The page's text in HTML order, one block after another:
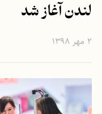
لندن آغاز شد
۲ مهر ۱۳۹۸